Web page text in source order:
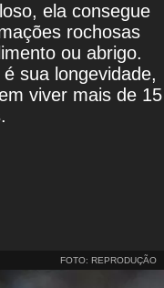
ela consegue
rochosas
ou abrigo.
sua longevidade,
viver mais de 15
FOTO: REPRODUÇÃO